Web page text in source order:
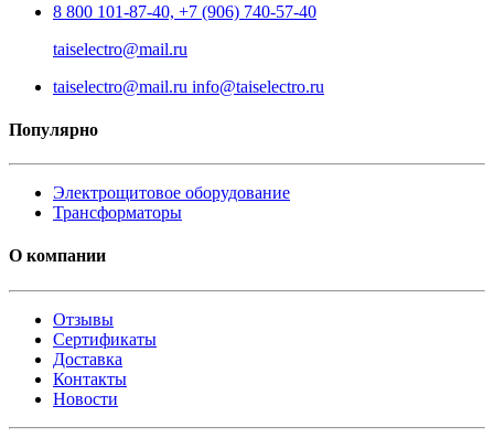
8 800 101-87-40, +7 (906) 740-57-40
taiselectro@mail.ru
taiselectro@mail.ru info@taiselectro.ru
Популярно
Электрощитовое оборудование
Трансформаторы
О компании
Отзывы
Сертификаты
Доставка
Контакты
Новости